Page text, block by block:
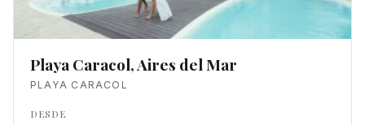
Playa Caracol, Aires del Mar
PLAYA CARACOL
DESDE